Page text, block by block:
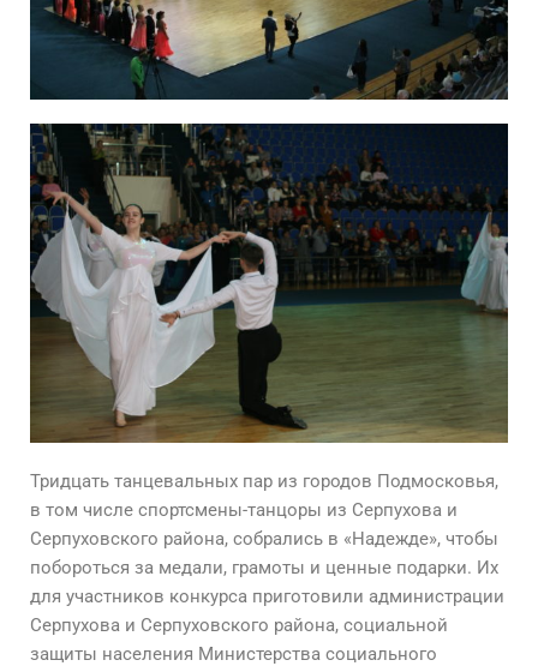
Тридцать танцевальных пар из городов Подмосковья,
в том числе спортсмены-танцоры из Серпухова и
Серпуховского района, собрались в «Надежде», чтобы
побороться за медали, грамоты и ценные подарки. Их
для участников конкурса приготовили администрации
Серпухова и Серпуховского района, социальной
защиты населения Министерства социального